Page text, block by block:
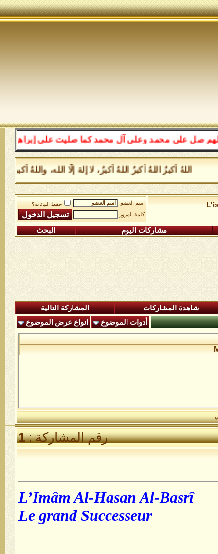
على محمد وعلى آل محمد كما صليت على إبراهيم وعلى آل
اللهُ أكبرُ اللهُ أكبرُ اللهُ أكبرُ، لا إلهَ إلَّا الله، واللهُ أكبر
اسم العضو
حفظ البيانات؟
كلمة المرور
مشاركات اليوم البحث
شاهدة المشاركات
المشاركة التالية
أدوات الموضوع
انواع عرض الموضوع
رقم المشاركة :1
L’Imâm Al-Hasan Al-Basrî
Le grand Successeur